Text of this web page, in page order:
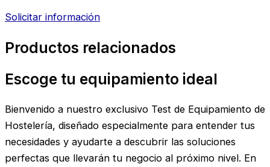
Solicitar información
Productos relacionados
Escoge tu equipamiento ideal
Bienvenido a nuestro exclusivo Test de Equipamiento de
Hostelería, diseñado especialmente para entender tus
necesidades y ayudarte a descubrir las soluciones
perfectas que llevarán tu negocio al próximo nivel. En